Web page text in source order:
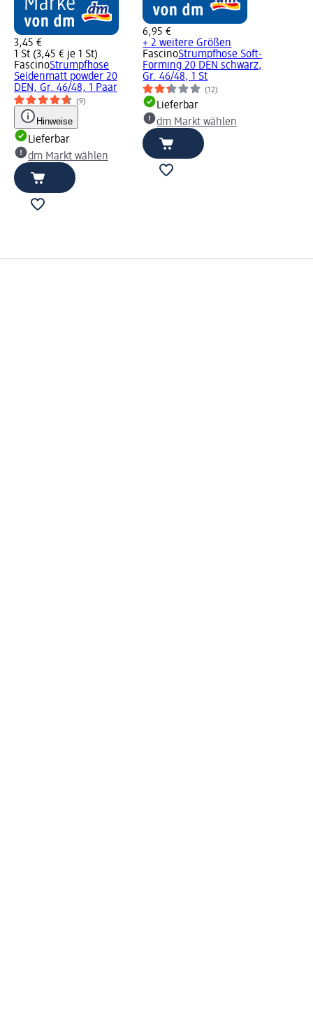
3,45 €
1 St (3,45 € je 1 St)
FascinoStrumpfhose
Seidenmatt powder 20
DEN, Gr. 46/48, 1 Paar
(9)
Hinweise
Lieferbar
dm Markt wählen
6,95 €
+ 2 weitere Größen
FascinoStrumpfhose Soft-
Forming 20 DEN schwarz,
Gr. 46/48, 1 St
(12)
Lieferbar
dm Markt wählen